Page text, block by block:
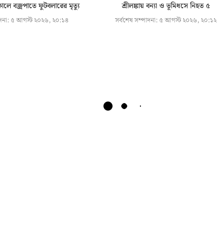
বজ্রপাতে ফুটবলারের মৃত্যু
৫ আগস্ট ২০২৬, ২০:১৪
শ্রীলঙ্কায় বন্যা ও ভূমিধসে নিহত ৫
সর্বশেষ সম্পাদনা: ৫ আগস্ট ২০২৬, ২০:১২